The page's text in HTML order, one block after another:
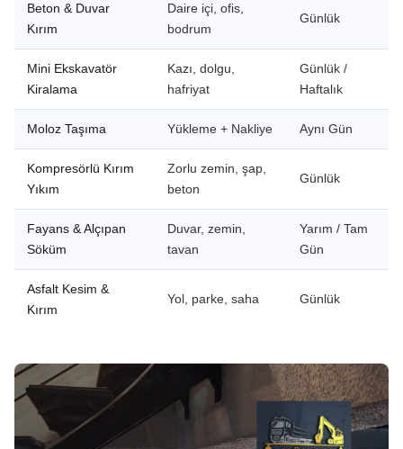
Beton & Duvar
Kırım
Daire içi, ofis,
bodrum
Günlük
Mini Ekskavatör
Kiralama
Kazı, dolgu,
hafriyat
Günlük /
Haftalık
Moloz Taşıma Yükleme + Nakliye Aynı Gün
Kompresörlü Kırım
Yıkım
Zorlu zemin, şap,
beton
Günlük
Fayans & Alçıpan
Söküm
Duvar, zemin,
tavan
Yarım / Tam
Gün
Asfalt Kesim &
Kırım
Yol, parke, saha Günlük